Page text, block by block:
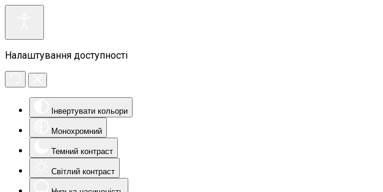
Налаштування доступності
Інвертувати кольори
Монохромний
Темний контраст
Світлий контраст